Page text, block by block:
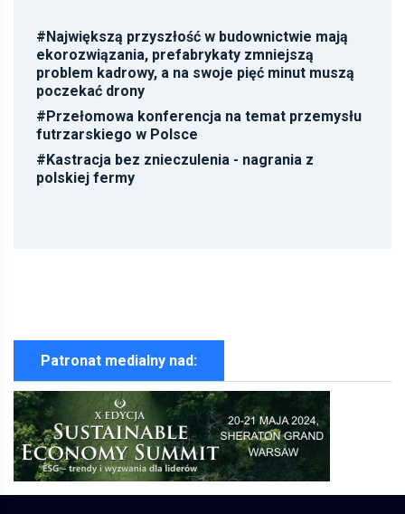
#Największą przyszłość w budownictwie mają
ekorozwiązania, prefabrykaty zmniejszą
problem kadrowy, a na swoje pięć minut muszą
poczekać drony
#Przełomowa konferencja na temat przemysłu
futrzarskiego w Polsce
#Kastracja bez znieczulenia - nagrania z
polskiej fermy
Patronat medialny nad: